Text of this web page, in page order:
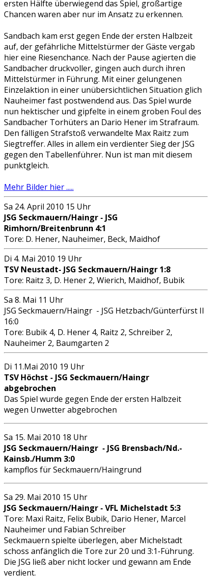
ersten Hälfte überwiegend das Spiel, großartige
Chancen waren aber nur im Ansatz zu erkennen.
Sandbach kam erst gegen Ende der ersten Halbzeit
auf, der gefährliche Mittelstürmer der Gäste vergab
hier eine Riesenchance. Nach der Pause agierten die
Sandbacher druckvoller, gingen auch durch ihren
Mittelstürmer in Führung. Mit einer gelungenen
Einzelaktion in einer unübersichtlichen Situation glich
Nauheimer fast postwendend aus. Das Spiel wurde
nun hektischer und gipfelte in einem groben Foul des
Sandbacher Torhüters an Dario Hener im Strafraum.
Den fälligen Strafstoß verwandelte Max Raitz zum
Siegtreffer. Alles in allem ein verdienter Sieg der JSG
gegen den Tabellenführer. Nun ist man mit diesem
punktgleich.
Mehr Bilder hier .....
Sa 24. April 2010 15 Uhr
JSG Seckmauern/Haingr - JSG
Rimhorn/Breitenbrunn 4:1
Tore: D. Hener, Nauheimer, Beck, Maidhof
Di 4. Mai 2010 19 Uhr
TSV Neustadt- JSG Seckmauern/Haingr 1:8
Tore: Raitz 3, D. Hener 2, Wierich, Maidhof, Bubik
Sa 8. Mai 11 Uhr
JSG Seckmauern/Haingr - JSG Hetzbach/Günterfürst II
16:0
Tore: Bubik 4, D. Hener 4, Raitz 2, Schreiber 2,
Nauheimer 2, Baumgarten 2
Di 11.Mai 2010 19 Uhr
TSV Höchst - JSG Seckmauern/Haingr
abgebrochen
Das Spiel wurde gegen Ende der ersten Halbzeit
wegen Unwetter abgebrochen
Sa 15. Mai 2010 18 Uhr
JSG Seckmauern/Haingr - JSG Brensbach/Nd.-
Kainsb./Humm 3:0
kampflos für Seckmauern/Haingrund
Sa 29. Mai 2010 15 Uhr
JSG Seckmauern/Haingr - VFL Michelstadt 5:3
Tore: Maxi Raitz, Felix Bubik, Dario Hener, Marcel
Nauheimer und Fabian Schreiber
Seckmauern spielte überlegen, aber Michelstadt
schoss anfänglich die Tore zur 2:0 und 3:1-Führung.
Die JSG ließ aber nicht locker und gewann am Ende
verdient.